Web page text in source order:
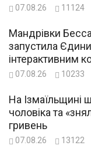
07.08.26 11124
Мандрівки
запустила
інтерактивним
07.08.26 10233
На Ізмаїльщині
чоловіка та
гривень
07.08.26 13122